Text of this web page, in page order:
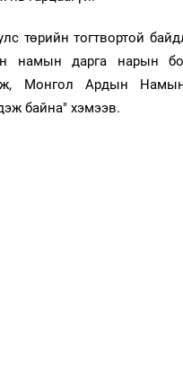
төрийн тогтвортой
намын дарга нарын
Монгол Ардын
байна" хэмээв.